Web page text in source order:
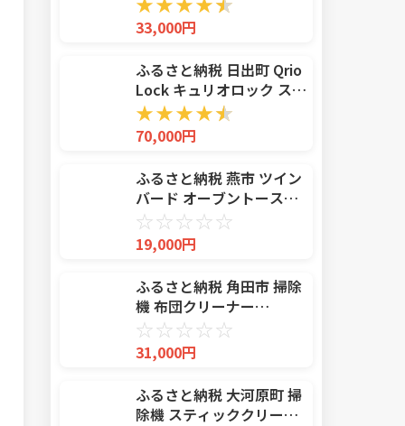
イト トースター 2枚焼き
Aladdin アラジントースタ
ー グラファイトトースタ
ー
33,000円
ふるさと納税 日出町 Qrio
Lock キュリオロック スマ
ートフォンで操作できる
スマートロック
★★★★★
70,000円
ふるさと納税 燕市 ツイン
バード オーブントースタ
ー ( TS-4034S シルバー )
トースター 2枚焼き
☆☆☆☆☆
19,000円
ふるさと納税 角田市 掃除
機 布団クリーナー
RNFCA-13-C アイボリー
☆☆☆☆☆
31,000円
ふるさと納税 大河原町 掃
除機 スティッククリーナ